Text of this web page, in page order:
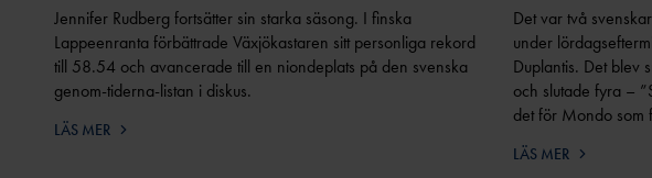
Jennifer Rudberg fortsätter sin starka säsong. I finska
Lappeenranta förbättrade Växjökastaren sitt personliga rekord
till 58.54 och avancerade till en niondeplats på den svenska
genom-tiderna-listan i diskus.
LÄS MER
Det var två
under
Duplantis. Det blev
och slutade fyra –
det för Mondo som
LÄS MER